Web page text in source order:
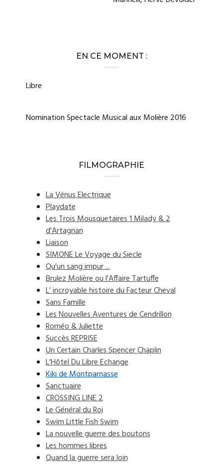
EN CE MOMENT :
Libre
Nomination Spectacle Musical aux Molière 2016
FILMOGRAPHIE
La Vénus Electrique
Playdate
Les Trois Mousquetaires 1 Milady & 2
d'Artagnan
Liaison
SIMONE Le Voyage du Siecle
Qu'un sang impur ...
Brulez Molière ou l'Affaire Tartuffe
L’ incroyable histoire du Facteur Cheval
Sans Famille
Les Nouvelles Aventures de Cendrillon
Roméo & Juliette
Succès REPRISE
Un Certain Charles Spencer Chaplin
L'Hôtel Du Libre Echange
Kiki de Montparnasse
Sanctuaire
CROSSING LINE 2
Le Général du Roi
Swim Little Fish Swim
La nouvelle guerre des boutons
Les hommes libres
Quand la guerre sera loin